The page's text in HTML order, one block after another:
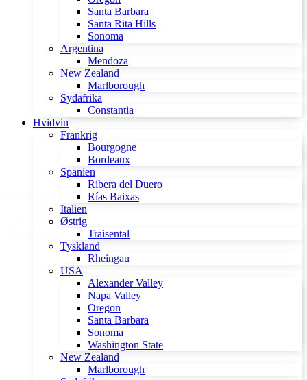
Santa Barbara
Santa Rita Hills
Sonoma
Argentina
Mendoza
New Zealand
Marlborough
Sydafrika
Constantia
Hvidvin
Frankrig
Bourgogne
Bordeaux
Spanien
Ribera del Duero
Rías Baixas
Italien
Østrig
Traisental
Tyskland
Rheingau
USA
Alexander Valley
Napa Valley
Oregon
Santa Barbara
Sonoma
Washington State
New Zealand
Marlborough
Guado al Tasso 2015
1.599,00 kr.